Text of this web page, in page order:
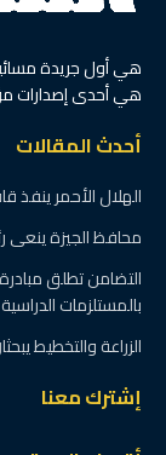
هي أحدى إصدارات
أحدث المقالات
الهلال الأحمر
محافظ الجيزة ينعى
التضامن تطلق
بالمستلزمات الدراسية
الزراعة والتخطيط
إشترك معنا